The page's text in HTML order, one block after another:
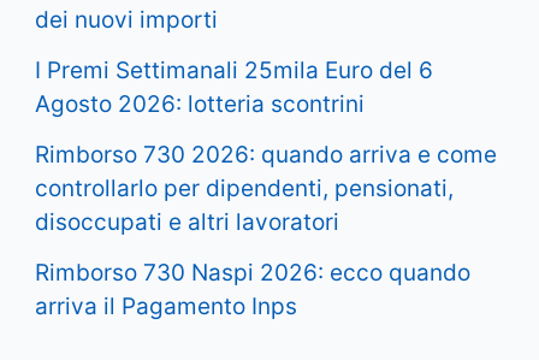
dei nuovi importi
I Premi Settimanali 25mila Euro del 6
Agosto 2026: lotteria scontrini
Rimborso 730 2026: quando arriva e come
controllarlo per dipendenti, pensionati,
disoccupati e altri lavoratori
Rimborso 730 Naspi 2026: ecco quando
arriva il Pagamento Inps